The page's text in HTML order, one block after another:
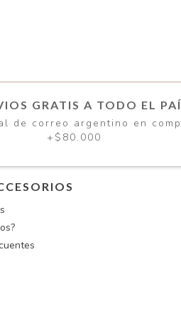
GRATIS A TODO EL
de correo argentino en
+$80.000